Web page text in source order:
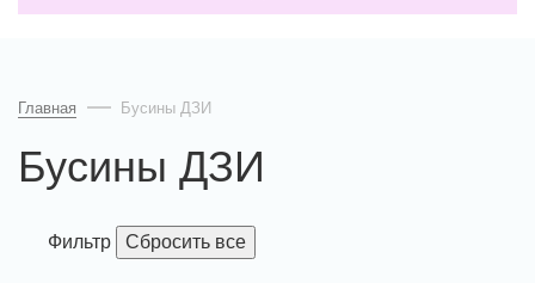
Главная Бусины ДЗИ
Бусины ДЗИ
Фильтр